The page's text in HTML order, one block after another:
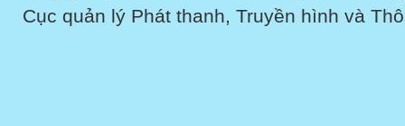
Cục quản lý Phát thanh, Truyền hình và